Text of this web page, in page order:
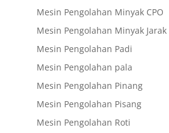
Mesin Pengolahan Minyak CPO
Mesin Pengolahan Minyak Jarak
Mesin Pengolahan Padi
Mesin Pengolahan pala
Mesin Pengolahan Pinang
Mesin Pengolahan Pisang
Mesin Pengolahan Roti